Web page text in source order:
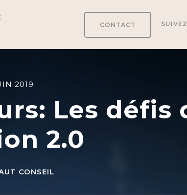
CONTACT
2019
Les défis
2.0
CONSEIL